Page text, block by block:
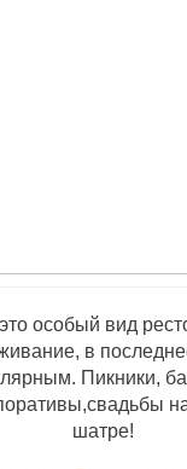
особый вид
в
Пикники,
шатре!